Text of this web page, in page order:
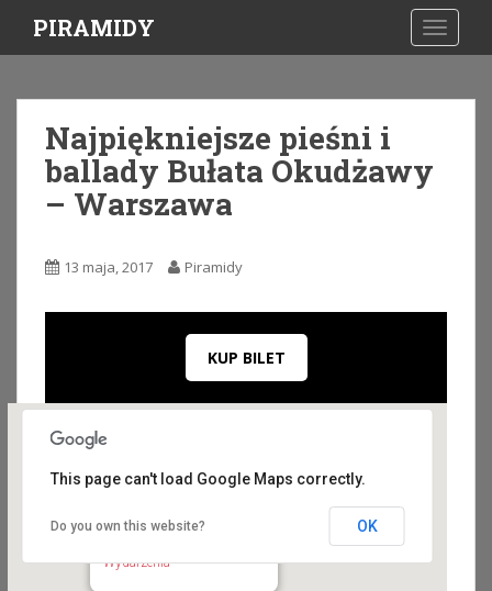
i
PIRAMIDY
Najpiękniejsze pieśni i
ballady Bułata Okudżawy
– Warszawa
13 maja, 2017 Piramidy
KUP BILET
Piwnica na Wójtowskiej
Wydarzenia
This page can't load Google Maps correctly.
Do you own this website? OK